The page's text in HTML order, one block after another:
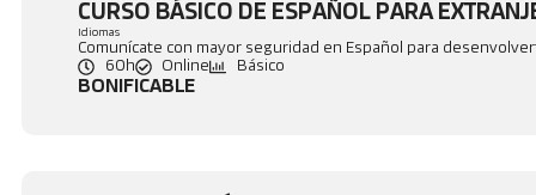
CURSO BÁSICO DE ESPAÑOL PARA
Idiomas
Comunícate con mayor seguridad en Español para
60h
Online Básico
BONIFICABLE